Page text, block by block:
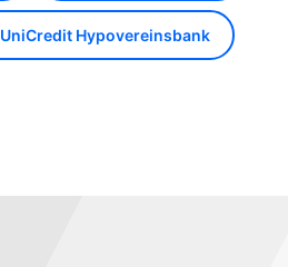
UniCredit Hypovereinsbank